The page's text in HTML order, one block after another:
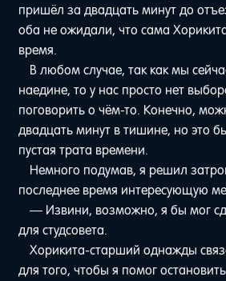
пришёл за двадцать минут до
оба не ожидали, что сама
время.
В любом случае, так как мы
наедине, то у нас просто нет
поговорить о чём-то. Конечно,
двадцать минут в тишине, но это
пустая трата времени.
Немного подумав, я решил
последнее время интересующую
— Извини, возможно, я бы мог
для студсовета.
Хорикита-старший однажды
для того, чтобы я помог